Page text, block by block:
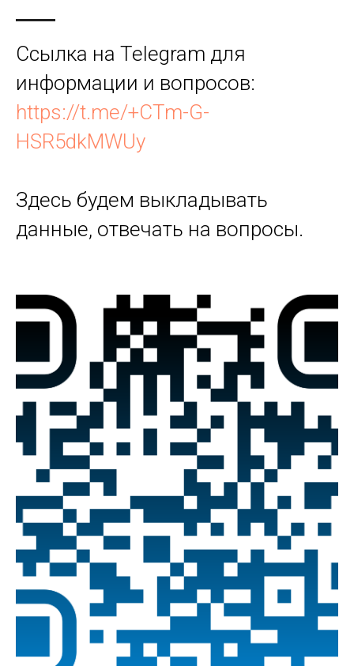
Ссылка на Telegram для
информации и вопросов:
https://t.me/+CTm-G-
HSR5dkMWUy
Здесь будем выкладывать
данные, отвечать на вопросы.